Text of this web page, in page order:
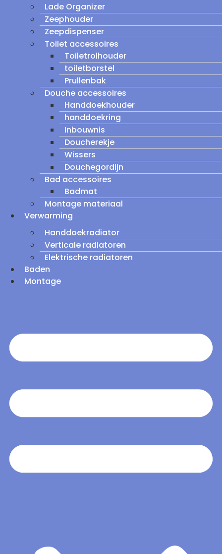
Lade Organizer
Zeephouder
Zeepdispenser
Toilet accessoires
Toiletrolhouder
toiletborstel
Prullenbak
Douche accessoires
Handdoekhouder
handdoekring
Inbouwnis
Doucherekje
Wissers
Douchegordijn
Bad accessoires
Badmat
Montage materiaal
Verwarming
Handdoekradiator
Verticale radiatoren
Elektrische radiatoren
Baden
Montage